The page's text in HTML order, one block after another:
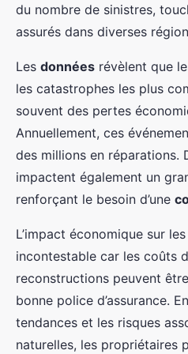
du nombre de sinistres,
assurés dans diverses
Les données révèlent que
les catastrophes les plus
souvent des pertes
Annuellement, ces
des millions en réparations.
impactent également un
renforçant le besoin d’une
L’impact économique sur les
incontestable car les coûts
reconstructions peuvent
bonne police d’assurance.
tendances et les risques
naturelles, les propriétaires